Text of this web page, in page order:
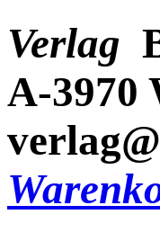
Verlag
A-3970